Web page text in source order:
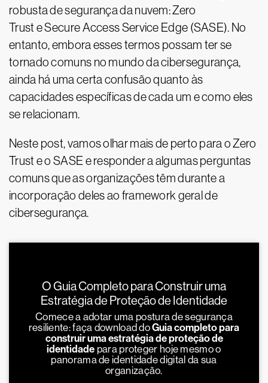
robusta de segurança da nuvem: Zero
Trust e Secure Access Service Edge (SASE). No
entanto, embora esses termos possam ter se
tornado comuns no mundo da cibersegurança,
ainda há uma certa confusão quanto às
capacidades específicas de cada um e como eles
se relacionam.
Neste post, vamos olhar mais de perto para o Zero
Trust e o SASE e responder a algumas perguntas
comuns que as organizações têm durante a
incorporação deles ao framework geral de
cibersegurança.
O Guia Completo para Construir uma
Estratégia de Proteção de Identidade
Comece a adotar uma postura de segurança
resiliente: faça download doGuia completo para
construir uma estratégia de proteção de
identidade para proteger hoje mesmo o
panorama de identidade digital da sua
organização.